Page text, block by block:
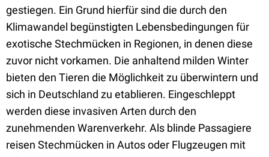
gestiegen. Ein Grund hierfür sind die durch den
Klimawandel begünstigten Lebensbedingungen für
exotische Stechmücken in Regionen, in denen diese
zuvor nicht vorkamen. Die anhaltend milden Winter
bieten den Tieren die Möglichkeit zu überwintern und
sich in Deutschland zu etablieren. Eingeschleppt
werden diese invasiven Arten durch den
zunehmenden Warenverkehr. Als blinde Passagiere
reisen Stechmücken in Autos oder Flugzeugen mit